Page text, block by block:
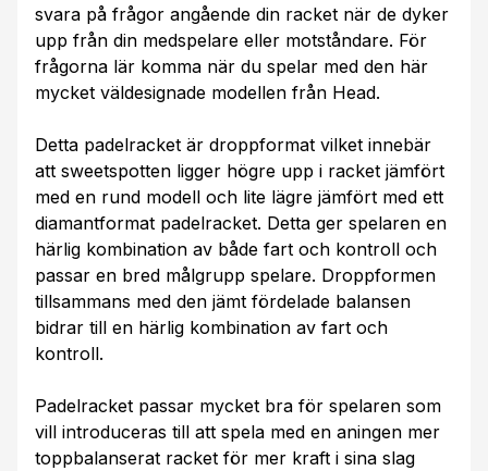
svara på frågor angående din racket när de dyker
upp från din medspelare eller motståndare. För
frågorna lär komma när du spelar med den här
mycket väldesignade modellen från Head.
Detta padelracket är droppformat vilket innebär
att sweetspotten ligger högre upp i racket jämfört
med en rund modell och lite lägre jämfört med ett
diamantformat padelracket. Detta ger spelaren en
härlig kombination av både fart och kontroll och
passar en bred målgrupp spelare. Droppformen
tillsammans med den jämt fördelade balansen
bidrar till en härlig kombination av fart och
kontroll.
Padelracket passar mycket bra för spelaren som
vill introduceras till att spela med en aningen mer
toppbalanserat racket för mer kraft i sina slag